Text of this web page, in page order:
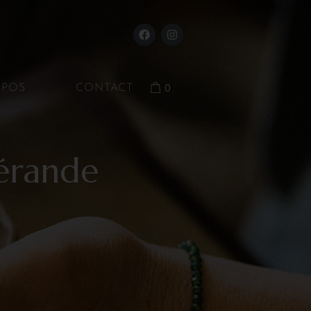
CONTACT 0